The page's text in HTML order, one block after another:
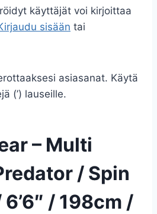
käyttäjät voi kirjoittaa
sisään tai
asiasanat. Käytä
(’) lauseille.
– Multi
/ Spin
/ 198cm /